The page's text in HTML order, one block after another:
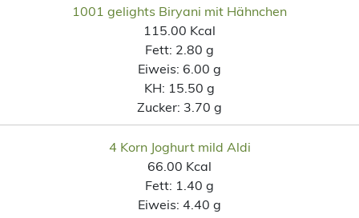
1001 gelights Biryani mit Hähnchen
115.00 Kcal
Fett: 2.80 g
Eiweis: 6.00 g
KH: 15.50 g
Zucker: 3.70 g
4 Korn Joghurt mild Aldi
66.00 Kcal
Fett: 1.40 g
Eiweis: 4.40 g